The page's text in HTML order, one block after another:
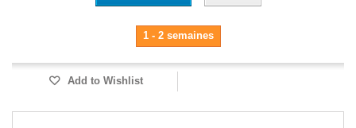
1 - 2 semaines
Add to Wishlist